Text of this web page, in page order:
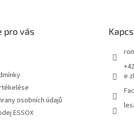
pro vás
osobních údajů
ESSOX
e